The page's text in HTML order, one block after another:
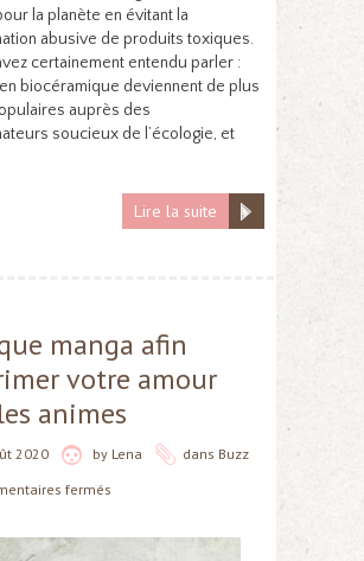
la planète en évitant la
abusive de produits toxiques.
certainement entendu parler :
biocéramique deviennent de plus
auprès des
soucieux de l’écologie, et
Lire la suite
manga afin
votre amour
animes
2020 by Lena dans Buzz
fermés